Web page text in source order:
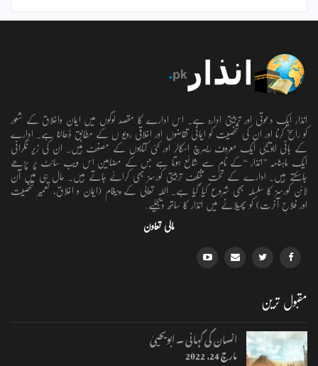
انذار ایک دعوتی اور تربیتی ادارہ ہے۔ اس ادارے کا مقصد لوگوں میں ایمان واخلاق کے شعور
کو راسخ کرنا اور ان کی شخصیت کو ایمانی تقاضوں اور اخلاقی رویو ں کے مطابق ڈھالنا ہے۔ ادارے
کے بانی ابویحییٰ ایک معروف ریسرچ اسکالر اور کئی کتابوں کے مصنف ہیں۔ ان کی زیر نگرانی
ایک ماہنامہ ’’انذار ‘‘کے نام سے شائع ہوتا ہے جس کے مضامین اس ویب سائٹ پر پڑھے
جاسکتے ہیں۔ ادارے کے تحت مختلف تربیتی کورسز بھی کرائے جاتے ہیں۔ حال ہی میں آن
لائن کورسز کا سلسلہ بھی شروع کیا گیا ہے۔ اللہ تعالٰی کے پیغام (ایمان و اخلاق، تعمیرِ شخصیت
اور فلاحِ آخرت) کو پھیلانے میں انذار کا ساتھ دیجئیے.
مالی تعاون
مقبول ترین
انسان کی کہانی ۔ ابویحییٰ
مارچ 24, 2022